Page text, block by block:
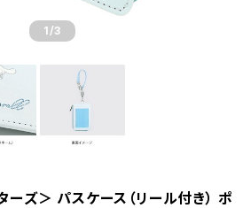
1 /3
ーズ＞ パスケース（リール付き） ポ